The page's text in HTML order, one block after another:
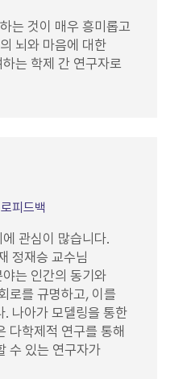
는 것이 매우 흥미롭고
뇌와 마음에 대한
는 학제 간 연구자로
피드백
관심이 많습니다.
정재승 교수님
는 인간의 동기와
로를 규명하고, 이를
나아가 모델링을 통한
다학제적 연구를 통해
수 있는 연구자가